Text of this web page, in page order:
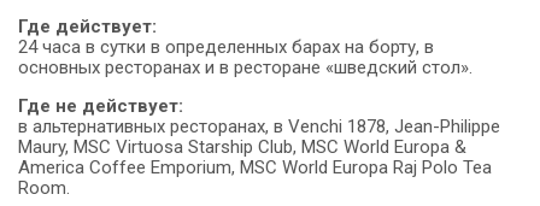
Где действует:
24 часа в сутки в определенных барах на борту, в
основных ресторанах и в ресторане «шведский стол».
Где не действует:
в альтернативных ресторанах, в Venchi 1878, Jean-Philippe
Maury, MSC Virtuosa Starship Club, MSC World Europa &
America Coffee Emporium, MSC World Europa Raj Polo Tea
Room.